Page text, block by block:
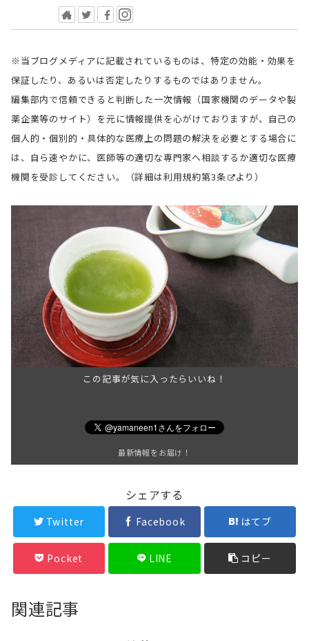
※当ブログメディアに記載されているものは、特定の効能・効果を
保証したり、あるいは否定したりするものではありません。
編集部内で信頼できると判断した一次情報（国家機関のデータや製
薬企業等のサイト）を元に情報提供を心がけておりますが、自己の
個人的・個別的・具体的な医療上の問題の解決を必要とする場合に
は、自ら速やかに、医師等の適切な専門家へ相談するか適切な医療
機関を受診してください。（詳細は利用規約第3条 より）
この記事が気に入ったらいいね！
最新情報をお届け！
シェアする
Twitter Facebook はてブ
Pocket LINE コピー
関連記事